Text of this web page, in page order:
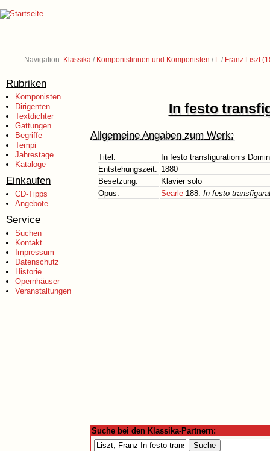
Navigation: Klassika / Komponistinnen und Komponisten / L / Franz Liszt
Rubriken
Komponisten
Dirigenten
Textdichter
Gattungen
Begriffe
Tempi
Jahrestage
Kataloge
Einkaufen
CD-Tipps
Angebote
Service
Suchen
Kontakt
Impressum
Datenschutz
Historie
Opernhäuser
Veranstaltungen
In festo
Allgemeine Angaben zum Werk:
Titel:
In festo transfigurationis
Entstehungszeit: 1880
Besetzung:
Klavier solo
Opus:
Searle 188: In festo
Suche bei den Klassika-Partnern: